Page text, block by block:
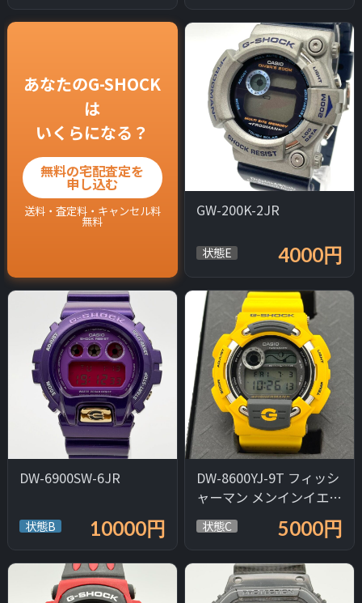
あなたのG-SHOCK
は
いくらになる？
無料の宅配査定を
申し込む
送料・査定料・キャンセル料
無料
GW-200K-2JR
状態E 4000円
DW-6900SW-6JR
状態B 10000円
DW-8600YJ-9T フィッシ
ャーマン メンインイエロ
ー状態C 5000円